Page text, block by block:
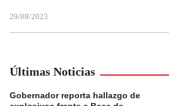
29/08/2023
Últimas Noticias
Gobernador reporta hallazgo de